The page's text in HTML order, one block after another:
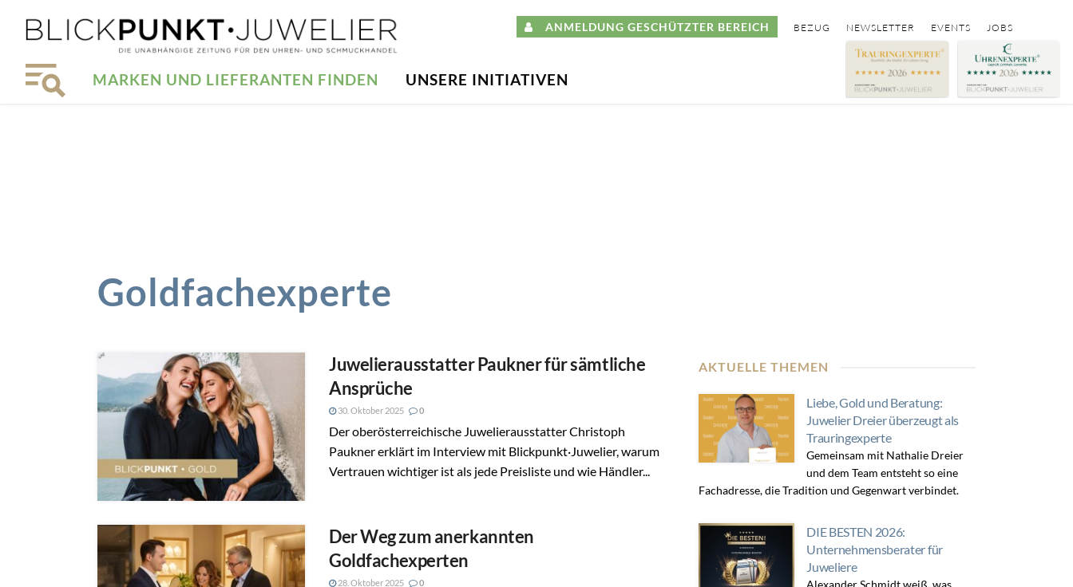
ANMELDUNG GESCHÜTZTER BEREICH BEZUG NEWSLETTER EVENTS JOBS
MARKEN UND LIEFERANTEN FINDEN UNSERE INITIATIVEN
Goldfachexperte
Juwelierausstatter Paukner für sämtliche
Ansprüche
30. Oktober 2025 0
Der oberösterreichische Juwelierausstatter Christoph
Paukner erklärt im Interview mit Blickpunkt·Juwelier, warum
Vertrauen wichtiger ist als jede Preisliste und wie Händler...
Der Weg zum anerkannten
Goldfachexperten
28. Oktober 2025 0
AKTUELLE THEMEN
Liebe, Gold und Beratung:
Juwelier Dreier überzeugt als
Trauringexperte
Gemeinsam mit Nathalie Dreier
und dem Team entsteht so eine
Fachadresse, die Tradition und Gegenwart verbindet.
DIE BESTEN 2026:
Unternehmensberater für
Juweliere
Alexander Schmidt weiß, was